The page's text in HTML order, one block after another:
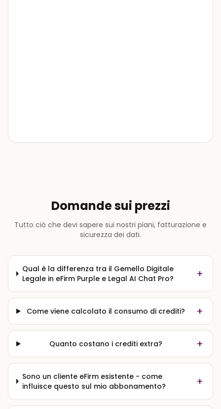
Domande sui prezzi
Tutto ciò che devi sapere sui nostri piani, fatturazione e
sicurezza dei dati.
Qual è la differenza tra il Gemello Digitale
Legale in eFirm Purple e Legal AI Chat Pro?
+
Come viene calcolato il consumo di crediti? +
Quanto costano i crediti extra? +
Sono un cliente eFirm esistente - come
influisce questo sul mio abbonamento?
+